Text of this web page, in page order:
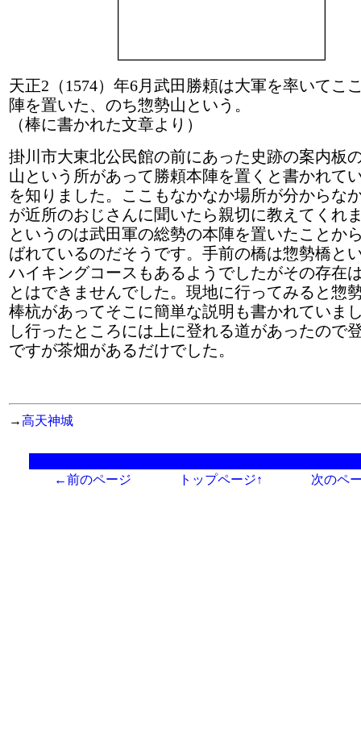
天正2（1574）年6月武田勝頼は大軍を率いてこ
陣を置いた、のち惣勢山という。
（棒に書かれた文章より）
掛川市大東北公民館の前にあった史跡の案内板
山という所があって勝頼本陣を置くと書かれて
を知りました。ここもなかなか場所が分からな
が近所のおじさんに聞いたら親切に教えてくれ
というのは武田軍の総勢の本陣を置いたことか
ばれているのだそうです。手前の橋は惣勢橋と
ハイキングコースもあるようでしたがその存在
とはできませんでした。現地に行ってみると惣
棒杭があってそこに簡単な説明も書かれていま
し行ったところには上に登れる道があったので
ですが茶畑があるだけでした。
→高天神城
←前のページ トップページ↑ 次のペ